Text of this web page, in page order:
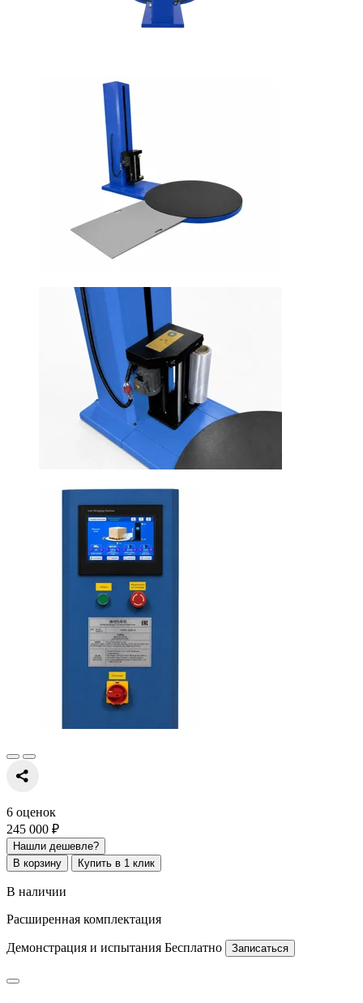
6 оценок
245 000 ₽
Нашли дешевле?
В корзину
Купить в 1 клик
В наличии
Расширенная комплектация
Демонстрация и испытания Бесплатно Записаться